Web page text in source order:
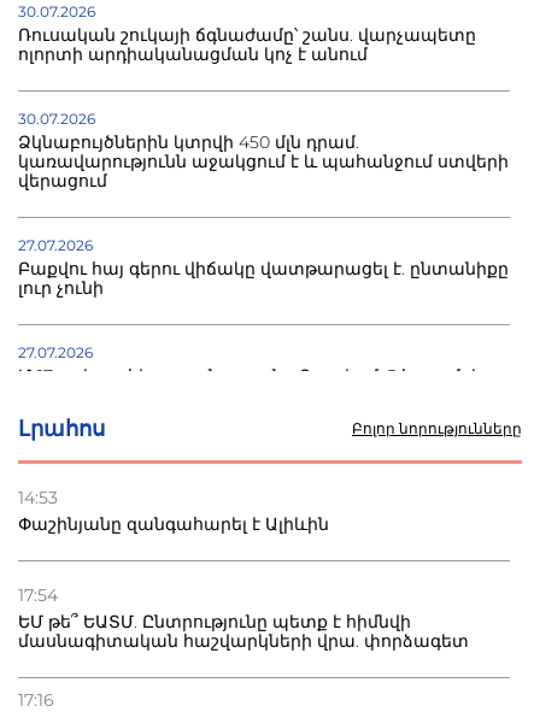
Լրահոս Բոլոր նորությունները
14:53
Փաշինյանը զանգահարել է Ալիևին
17:54
ԵՄ թե՞ ԵԱՏՄ. Ընտրությունը պետք է հիմնվի
մասնագիտական հաշվարկների վրա. փորձագետ
17:16
30.07.2026
Ռուսական շուկայի ճգնաժամը՝ շանս. վարչապետը
ոլորտի արդիականացման կոչ է անում
30.07.2026
Ձկնաբույծներին կտրվի 450 մլն դրամ.
կառավարությունն աջակցում է և պահանջում ստվերի
վերացում
27.07.2026
Բաքվու հայ գերու վիճակը վատթարացել է. ընտանիքը
լուր չունի
27.07.2026
Մ-17 աշխարհի առաջնությունը Բաքվում. 5 հայ ըմբիշ
22.07.2026
տուժածներ կան
21.07.2026
Դատվածություն ունեցող միգրանտներին կարգելվի
բնակվել Ռուսաստանում
20.07.2026
Բաքվի բանտից գեներալ Մանուկյանը դիմել է